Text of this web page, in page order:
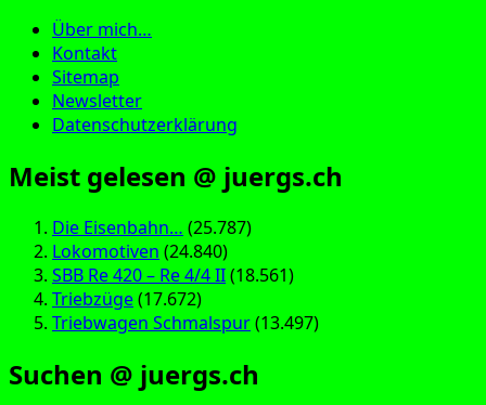
Über mich…
Kontakt
Sitemap
Newsletter
Datenschutzerklärung
Meist gelesen @ juergs.ch
Die Eisenbahn… (25.787)
Lokomotiven (24.840)
SBB Re 420 – Re 4/4 II(18.561)
Triebzüge(17.672)
Triebwagen Schmalspur(13.497)
Suchen @ juergs.ch